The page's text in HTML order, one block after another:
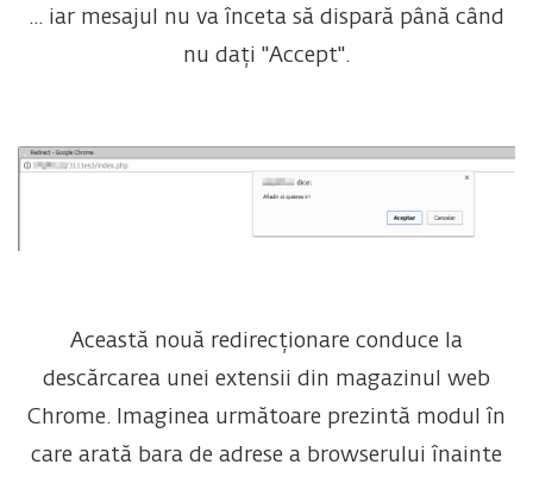
... iar mesajul nu va înceta să dispară până când
nu dați "Accept".
Această nouă redirecționare conduce la
descărcarea unei extensii din magazinul web
Chrome. Imaginea următoare prezintă modul în
care arată bara de adrese a browserului înainte